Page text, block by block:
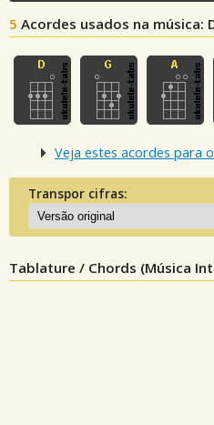
5 Acordes usados na música:
Veja estes acordes para
Transpor cifras:
Tablature / Chords (Música